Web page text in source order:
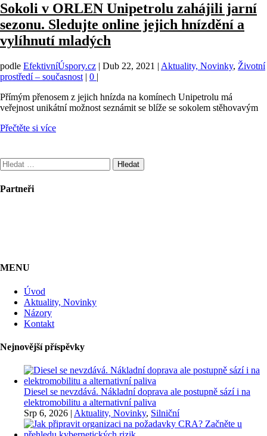
Sokoli v ORLEN Unipetrolu zahájili jarní
sezonu. Sledujte online jejich hnízdění a
vylíhnutí mladých
podle EfektivníÚspory.cz | Dub 22, 2021 | Aktuality, Novinky, Životní
prostředí – současnost | 0 |
Přímým přenosem z jejich hnízda na komínech Unipetrolu má
veřejnost unikátní možnost seznámit se blíže se sokolem stěhovavým
Přečtěte si více
Vyhledávání
Partneři
MENU
Úvod
Aktuality, Novinky
Názory
Kontakt
Nejnovější příspěvky
Diesel se nevzdává. Nákladní doprava ale postupně sází i na
elektromobilitu a alternativní paliva
Srp 6, 2026 | Aktuality, Novinky, Silniční